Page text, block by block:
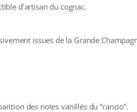
d’artisan du cognac.
issues de la Grande
des notes vanillés du “rancio”.